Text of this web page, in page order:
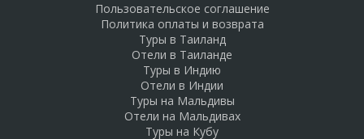
Пользовательское соглашение
Политика оплаты и возврата
Туры в Таиланд
Отели в Таиланде
Туры в Индию
Отели в Индии
Туры на Мальдивы
Отели на Мальдивах
Туры на Кубу